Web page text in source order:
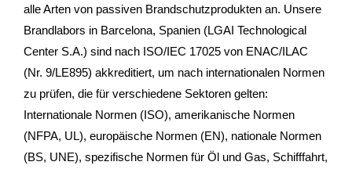
alle Arten von passiven Brandschutzprodukten an. Unsere
Brandlabors in Barcelona, Spanien (LGAI Technological
Center S.A.) sind nach ISO/IEC 17025 von ENAC/ILAC
(Nr. 9/LE895) akkreditiert, um nach internationalen Normen
zu prüfen, die für verschiedene Sektoren gelten:
Internationale Normen (ISO), amerikanische Normen
(NFPA, UL), europäische Normen (EN), nationale Normen
(BS, UNE), spezifische Normen für Öl und Gas, Schifffahrt,